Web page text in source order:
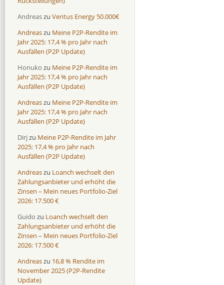
Andreaszu Ventus Energy 50.000€
Andreaszu Meine P2P-Rendite im
Jahr 2025: 17,4 % pro Jahr nach
Ausfällen (P2P Update)
Honuko zu Meine P2P-Rendite im
Jahr 2025: 17,4 % pro Jahr nach
Ausfällen (P2P Update)
Andreaszu Meine P2P-Rendite im
Jahr 2025: 17,4 % pro Jahr nach
Ausfällen (P2P Update)
Dirjzu Meine P2P-Rendite im Jahr
2025: 17,4 % pro Jahr nach
Ausfällen (P2P Update)
Andreaszu Loanch wechselt den
Zahlungsanbieter und erhöht die
Zinsen – Mein neues Portfolio-Ziel
2026: 17.500 €
Guido zu Loanch wechselt den
Zahlungsanbieter und erhöht die
Zinsen – Mein neues Portfolio-Ziel
2026: 17.500 €
Andreaszu 16,8 % Rendite im
November 2025 (P2P-Rendite
Update)